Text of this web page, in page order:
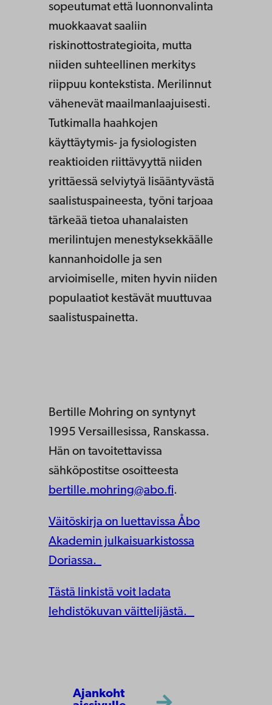
sopeutumat että luonnonvalinta
muokkaavat saaliin
riskinottostrategioita, mutta
niiden suhteellinen merkitys
riippuu kontekstista. Merilinnut
vähenevät maailmanlaajuisesti.
Tutkimalla haahkojen
käyttäytymis- ja fysiologisten
reaktioiden riittävyyttä niiden
yrittäessä selviytyä lisääntyvästä
saalistuspaineesta, työni tarjoaa
tärkeää tietoa uhanalaisten
merilintujen menestyksekkäälle
kannanhoidolle ja sen
arvioimiselle, miten hyvin niiden
populaatiot kestävät muuttuvaa
saalistuspainetta.
Bertille Mohring on syntynyt
1995 Versaillesissa, Ranskassa.
Hän on tavoitettavissa
sähköpostitse osoitteesta
bertille.mohring@abo.fi.
Väitöskirja on luettavissa Åbo
Akademin julkaisuarkistossa
Doriassa.
Tästä linkistä voit ladata
lehdistökuvan väittelijästä.
Ajankoht